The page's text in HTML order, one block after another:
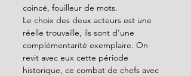
coincé, fouilleur de mots.
Le choix des deux acteurs est une
réelle trouvaille, ils sont d’une
complémentarité exemplaire. On
revit avec eux cette période
historique, ce combat de chefs avec